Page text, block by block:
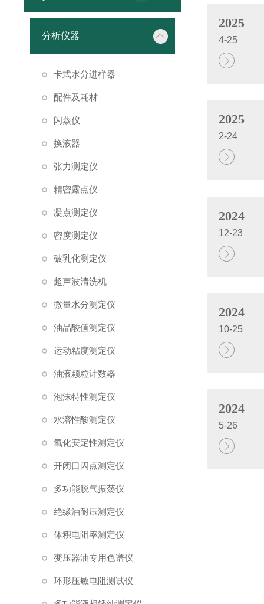
分析仪器
卡式水分进样器
配件及耗材
闪蒸仪
换液器
张力测定仪
精密露点仪
凝点测定仪
密度测定仪
破乳化测定仪
超声波清洗机
微量水分测定仪
油品酸值测定仪
运动粘度测定仪
油液颗粒计数器
泡沫特性测定仪
水溶性酸测定仪
氧化安定性测定仪
开闭口闪点测定仪
多功能脱气振荡仪
绝缘油耐压测定仪
体积电阻率测定仪
变压器油专用色谱仪
环形压敏电阻测试仪
2025
4-25
2025
2-24
2024
12-23
2024
10-25
2024
5-26